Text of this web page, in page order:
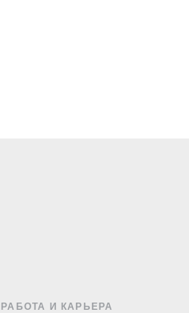
И КАРЬЕРА